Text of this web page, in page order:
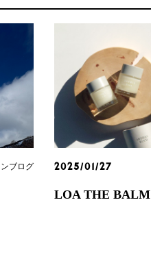
ブログ 2025/01/27
LOA THE BALM